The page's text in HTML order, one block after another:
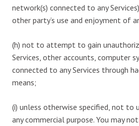
network(s) connected to any
other party’s use and enjoyment of
(h) not to attempt to gain
Services, other accounts, computer
connected to any Services through
means;
(i) unless otherwise specified, not to
any commercial purpose. You may